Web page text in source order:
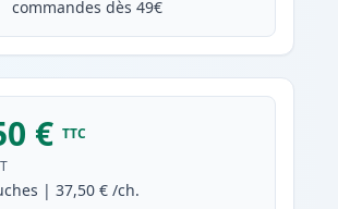
commandes dès 49€
€ TTC
|37,50 € /ch.